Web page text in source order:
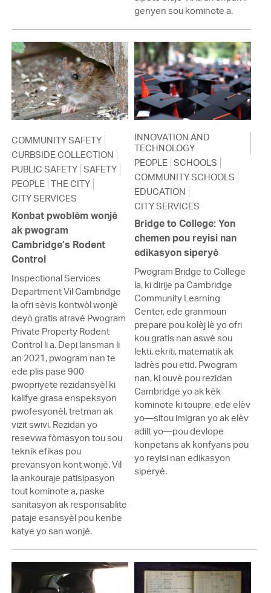
genyen sou kominote a.
COMMUNITY SAFETY
CURBSIDE COLLECTION
PUBLIC SAFETY SAFETY
PEOPLE THE CITY
CITY SERVICES
Konbat pwoblèm wonjè
ak pwogram
Cambridge’s Rodent
Control
Inspectional Services
Department Vil Cambridge
la ofri sèvis kontwòl wonjè
deyò gratis atravè Pwogram
Private Property Rodent
Control li a. Depi lansman li
an 2021, pwogram nan te
ede plis pase 900
pwopriyete rezidansyèl ki
kalifye grasa enspeksyon
pwofesyonèl, tretman ak
vizit swivi. Rezidan yo
resevwa fòmasyon tou sou
teknik efikas pou
prevansyon kont wonjè. Vil
la ankouraje patisipasyon
tout kominote a, paske
sanitasyon ak responsablite
pataje esansyèl pou kenbe
katye yo san wonjè.
INNOVATION AND
TECHNOLOGY
PEOPLE SCHOOLS
COMMUNITY SCHOOLS
EDUCATION
CITY SERVICES
Bridge to College: Yon
chemen pou reyisi nan
edikasyon siperyè
Pwogram Bridge to College
la, ki dirije pa Cambridge
Community Learning
Center, ede granmoun
prepare pou kolèj lè yo ofri
kou gratis nan aswè sou
lekti, ekriti, matematik ak
ladrès pou etid. Pwogram
nan, ki ouvè pou rezidan
Cambridge yo ak kèk
kominote ki toupre, ede elèv
yo—sitou imigran yo ak elèv
adilt yo—pou devlope
konpetans ak konfyans pou
yo reyisi nan edikasyon
siperyè.